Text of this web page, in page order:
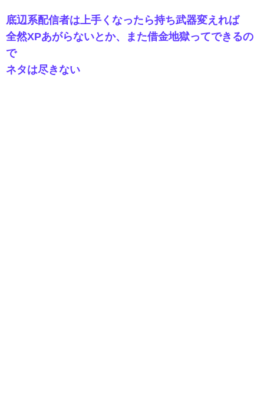
底辺系配信者は上手くなったら持ち武器変えれば
全然XPあがらないとか、また借金地獄ってできるの
で
ネタは尽きない